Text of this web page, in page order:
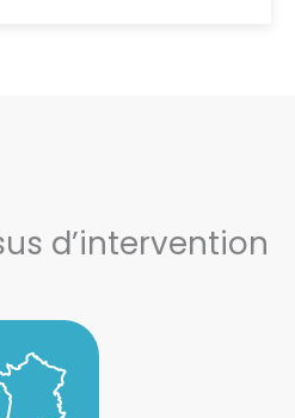
d’intervention